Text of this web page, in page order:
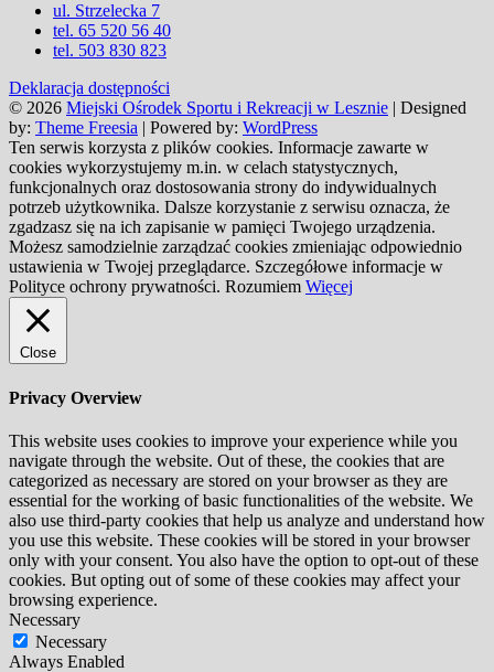
ul. Strzelecka 7
tel. 65 520 56 40
tel. 503 830 823
Deklaracja dostępności
© 2026 Miejski Ośrodek Sportu i Rekreacji w Lesznie | Designed
by: Theme Freesia | Powered by: WordPress
Ten serwis korzysta z plików cookies. Informacje zawarte w
cookies wykorzystujemy m.in. w celach statystycznych,
funkcjonalnych oraz dostosowania strony do indywidualnych
potrzeb użytkownika. Dalsze korzystanie z serwisu oznacza, że
zgadzasz się na ich zapisanie w pamięci Twojego urządzenia.
Możesz samodzielnie zarządzać cookies zmieniając odpowiednio
ustawienia w Twojej przeglądarce. Szczegółowe informacje w
Polityce ochrony prywatności. Rozumiem Więcej
Close
Privacy Overview
This website uses cookies to improve your experience while you
navigate through the website. Out of these, the cookies that are
categorized as necessary are stored on your browser as they are
essential for the working of basic functionalities of the website. We
also use third-party cookies that help us analyze and understand how
you use this website. These cookies will be stored in your browser
only with your consent. You also have the option to opt-out of these
cookies. But opting out of some of these cookies may affect your
browsing experience.
Necessary
Necessary
Always Enabled